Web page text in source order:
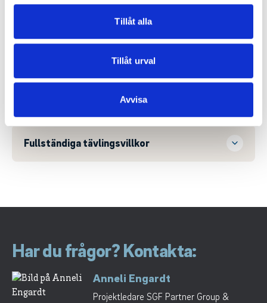
för sociala medier och analysera vår trafik. Vi
vidarebefordrar även sådana identifierare och annan
annons- och analysföretag som vi samarbetar med.
Dessa kan i sin tur kombinera informationen med annan
Tillåt alla
Tillåt urval
Avvisa
Boende
Fullständiga tävlingsvillkor
Har du frågor? Kontakta:
Anneli Engardt
Projektledare SGF Partner Group &